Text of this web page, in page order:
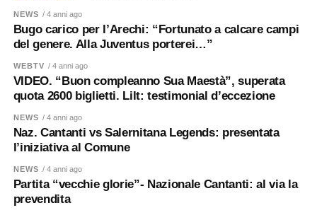
NEWS / 4 anni ago
Bugo carico per l’Arechi: “Fortunato a calcare campi
del genere. Alla Juventus porterei…”
WEBTV / 4 anni ago
VIDEO. “Buon compleanno Sua Maestà”, superata
quota 2600 biglietti. Lilt: testimonial d’eccezione
NEWS / 4 anni ago
Naz. Cantanti vs Salernitana Legends: presentata
l’iniziativa al Comune
NEWS / 4 anni ago
Partita “vecchie glorie”- Nazionale Cantanti: al via la
prevendita